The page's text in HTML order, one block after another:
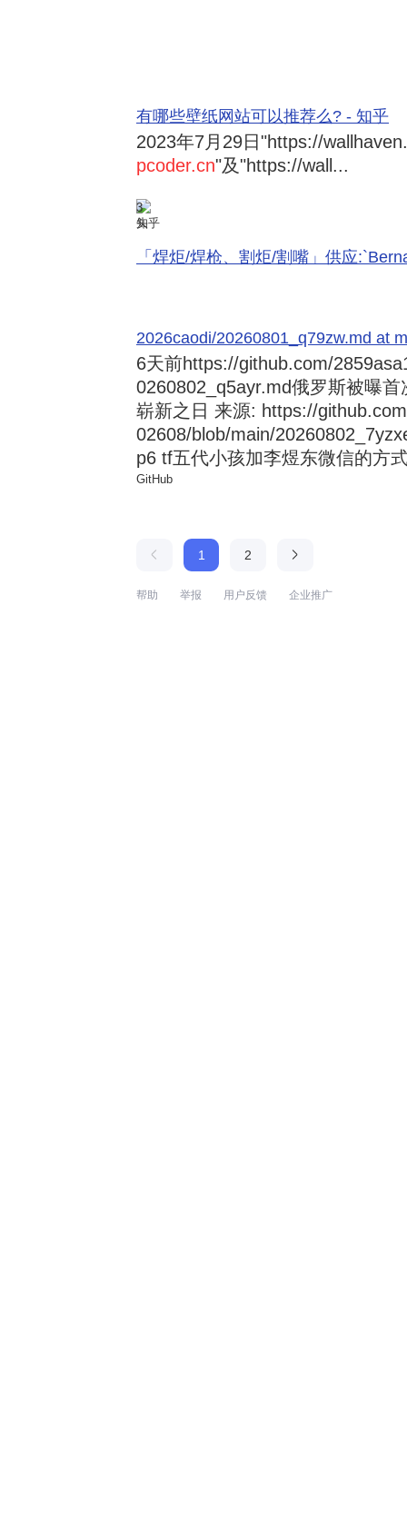
有哪些壁纸网站可以推荐么? - 知乎
2023年7月29日 "https://
pcoder.cn"及"https://wall...
3
知乎
「焊炬/焊枪、割炬/割嘴」供应
2026caodi/20260801_q79zw.md at
6天前https://github.com/
0260802_q5ayr.md俄罗斯被曝
崭新之日 来源: https://
02608/blob/main/
p6 tf五代小孩加李煜东微信的方
GitHub
1 2
帮助 举报 用户反馈 企业推广